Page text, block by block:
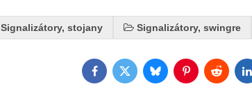
Signalizátory, stojany Signalizátory, swingre
FacebookTwitterBlueskyPinterestReddit